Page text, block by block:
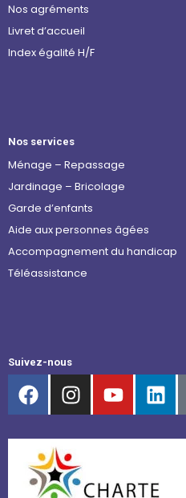
Nos agréments
Livret d’accueil
Index égalité H/F
Nos services
Ménage – Repassage
Jardinage – Bricolage
Garde d’enfants
Aide aux personnes âgées
Accompagnement du handicap
Téléassistance
Suivez-nous